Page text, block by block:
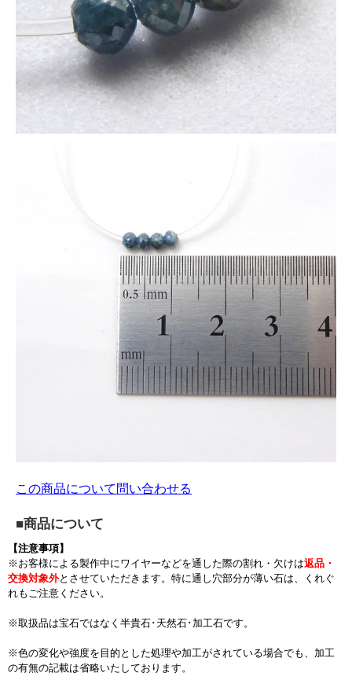
この商品について問い合わせる
■商品について
【注意事項】
※お客様による製作中にワイヤーなどを通した際の割れ・欠けは返品・
交換対象外とさせていただきます。特に通し穴部分が薄い石は、くれぐ
れもご注意ください。
※取扱品は宝石ではなく半貴石･天然石･加工石です。
※色の変化や強度を目的とした処理や加工がされている場合でも、加工
の有無の記載は省略いたしております。